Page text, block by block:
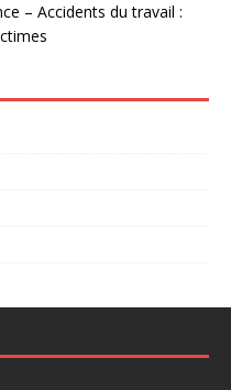
– Accidents du travail :